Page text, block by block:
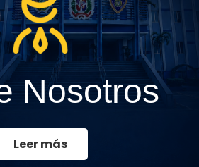
Nosotros
Leer más